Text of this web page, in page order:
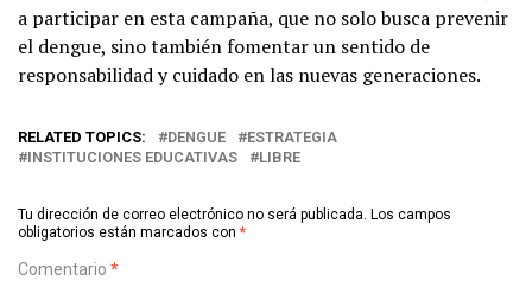
a participar en esta campaña, que no solo busca prevenir
el dengue, sino también fomentar un sentido de
responsabilidad y cuidado en las nuevas generaciones.
RELATED TOPICS: DENGUE
ESTRATEGIA
INSTITUCIONES EDUCATIVAS
LIBRE
Tu dirección de correo electrónico no será publicada. Los campos
obligatorios están marcados con *
Comentario *